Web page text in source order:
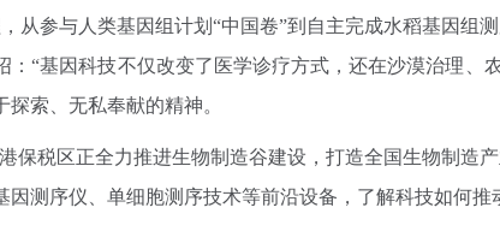
参与人类基因组计划“中国卷”到自主完成水稻基因组
“基因科技不仅改变了医学诊疗方式，还在沙漠治理、
索、无私奉献的精神。
税区正全力推进生物制造谷建设，打造全国生物制造
测序仪、单细胞测序技术等前沿设备，了解科技如何推